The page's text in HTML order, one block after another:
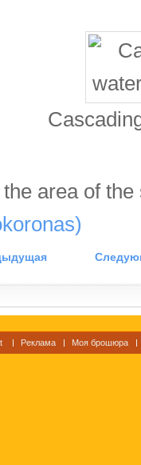
area of
Реклама Моя брошюра